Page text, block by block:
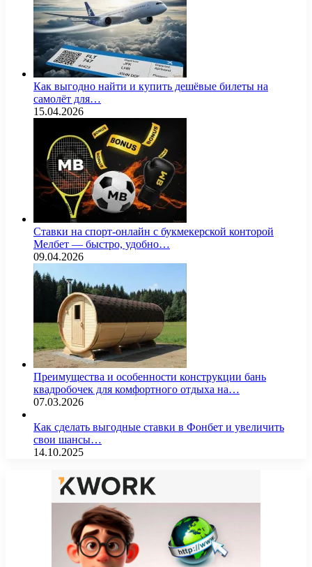
Как выгодно найти и купить дешёвые билеты на
самолёт для…
15.04.2026
Ставки на спорт-онлайн с букмекерской конторой
Мелбет — быстро, удобно…
09.04.2026
Преимущества и особенности конструкции бань
квадробочек для комфортного отдыха на…
07.03.2026
Как сделать выгодные ставки в Фонбет и увеличить
свои шансы…
14.10.2025